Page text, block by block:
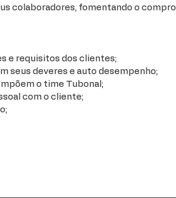
colaboradores, fomentando o
e requisitos dos clientes;
seus deveres e auto desempenho;
o time Tubonal;
com o cliente;